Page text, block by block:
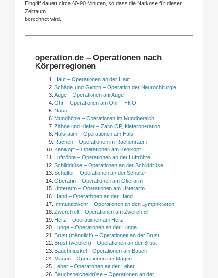
Eingriff dauert circa 60-90 Minuten, so dass die Narkose für diesen
Zeitraum
berechnet wird.
operation.de – Operationen nach
Körperregionen
Haut – Operationen an der Haut
Schädel und Gehirn – Operation der Neurochirurgie
Auge – Operationen am Auge
Ohr – Operationen am Ohr – HNO
Nase
Mundhöhle – Operationen im Mundbereich
Zähne und Kiefer – Zahn OP, Kieferoperation
Halsraum – Operationen am Hals
Rachen – Operationen im Rachenraum
Kehlkopf – Operationen am Kehlkopf
Luftröhre – Operationen an der Luftröhre
Schilddrüse – Operationen an der Schilddrüse
Schulter – Operationen an der Schulter
Oberarm – Operationen am Oberarm
Unterarm – Operationen am Unterarm
Hand – Operationen an der Hand
Immunabwehr – Operationen an den Lymphknoten
Zwerchfell – Operationen am Zwerchfell
Herz – Operationen am Herz
Lunge – Operationen an der Lunge
Brust (männlich) – Operationen an der Brust
Brust (weiblich) – Operationen an der Brust
Bauchmuskel – Operationen am Bauch
Magen – Operationen am Magen
Leber – Operationen an der Leber
Bauchspeicheldrüse – Operationen an der